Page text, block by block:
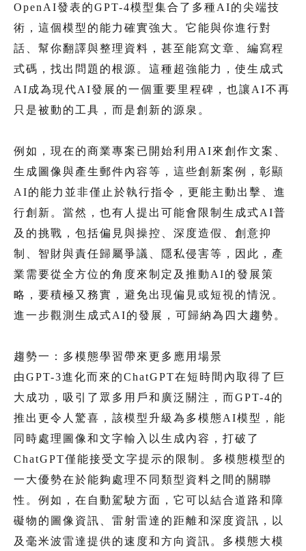
OpenAI發表的GPT-4模型集合了多種AI的尖端技
術，這個模型的能力確實強大。它能與你進行對
話、幫你翻譯與整理資料，甚至能寫文章、編寫程
式碼，找出問題的根源。這種超強能力，使生成式
AI成為現代AI發展的一個重要里程碑，也讓AI不再
只是被動的工具，而是創新的源泉。
例如，現在的商業專案已開始利用AI來創作文案、
生成圖像與產生郵件內容等，這些創新案例，彰顯
AI的能力並非僅止於執行指令，更能主動出擊、進
行創新。當然，也有人提出可能會限制生成式AI普
及的挑戰，包括偏見與操控、深度造假、創意抑
制、智財與責任歸屬爭議、隱私侵害等，因此，產
業需要從全方位的角度來制定及推動AI的發展策
略，要積極又務實，避免出現偏見或短視的情況。
進一步觀測生成式AI的發展，可歸納為四大趨勢。
趨勢一：多模態學習帶來更多應用場景
由GPT-3進化而來的ChatGPT在短時間內取得了巨
大成功，吸引了眾多用戶和廣泛關注，而GPT-4的
推出更令人驚喜，該模型升級為多模態AI模型，能
同時處理圖像和文字輸入以生成內容，打破了
ChatGPT僅能接受文字提示的限制。多模態模型的
一大優勢在於能夠處理不同類型資料之間的關聯
性。例如，在自動駕駛方面，它可以結合道路和障
礙物的圖像資訊、雷射雷達的距離和深度資訊，以
及毫米波雷達提供的速度和方向資訊。多模態大模